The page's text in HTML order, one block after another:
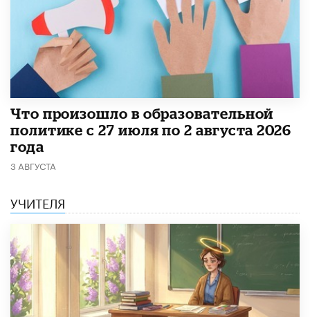
​Что произошло в образовательной
политике с 27 июля по 2 августа 2026
года
3 АВГУСТА
УЧИТЕЛЯ